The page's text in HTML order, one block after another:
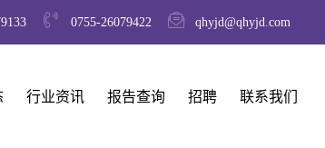
0755-26079422 qhyjd@qhyjd.com
行业资讯 报告查询 招聘 联系我们